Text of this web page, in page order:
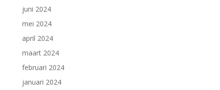
juni 2024
mei 2024
april 2024
maart 2024
februari 2024
januari 2024